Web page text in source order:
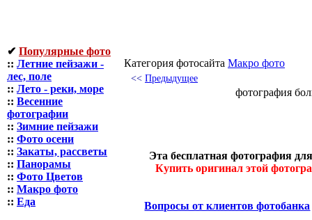
✔ Популярные фото
:: Летние пейзажи -
лес, поле
:: Лето - реки, море
:: Весенние
фотографии
:: Зимние пейзажи
:: Фото осени
:: Закаты, рассветы
:: Панорамы
:: Фото Цветов
:: Макро фото
:: Еда
Категория фотосайта Макро фото
<< Предыдущее
фотография
Эта бесплатная фотография
Купить оригинал этой
Вопросы от клиентов фотобанка